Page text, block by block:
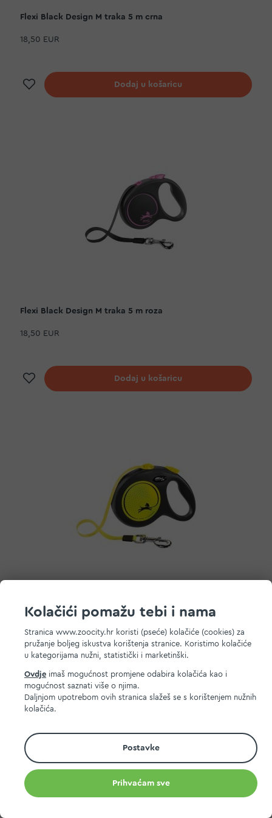
Kolačići pomažu tebi i nama
Stranica www.zoocity.hr koristi (pseće) kolačiće (cookies) za
pružanje boljeg iskustva korištenja stranice. Koristimo kolačiće
u kategorijama nužni, statistički i marketinški.
Ovdje imaš mogućnost promjene odabira kolačića kao i
mogućnost saznati više o njima.
Daljnjom upotrebom ovih stranica slažeš se s korištenjem nužnih
kolačića.
Postavke
Prihvaćam sve
Flexi Black Design M traka 5 m crna
18,50 EUR
Dodaj na listu želja
Dodaj u košaricu
Flexi Black Design M traka 5 m roza
18,50 EUR
Dodaj na listu želja
Dodaj u košaricu
Flexi New Neon traka, neon žuta
Već od
Dodaj na listu želja
Dodaj u košaricu